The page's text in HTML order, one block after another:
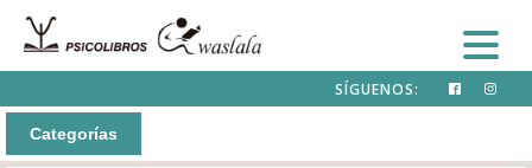
SÍGUENOS:
Categorías